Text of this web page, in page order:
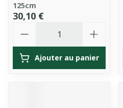
125cm
30,10 €
Ajouter au panier